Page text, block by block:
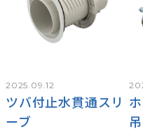
2025.09.12
ツバ付止水貫通スリ
ーブ